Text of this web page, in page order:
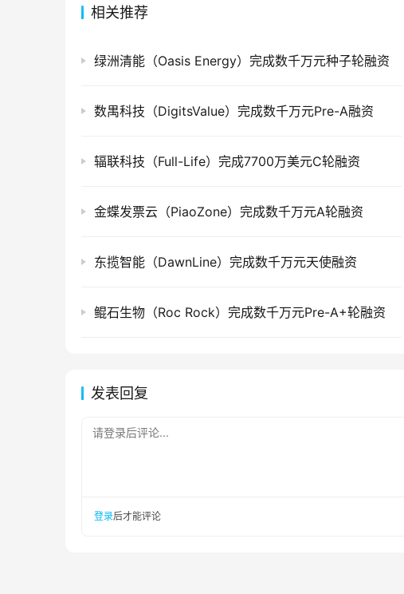
相关推荐
绿洲清能（Oasis Energy）完成数千万元种子轮融资
数禺科技（DigitsValue）完成数千万元Pre-A融资
辐联科技（Full-Life）完成7700万美元C轮融资
金蝶发票云（PiaoZone）完成数千万元A轮融资
东揽智能（DawnLine）完成数千万元天使融资
鲲石生物（Roc Rock）完成数千万元Pre-A+轮融资
发表回复
请登录后评论...
登录后才能评论